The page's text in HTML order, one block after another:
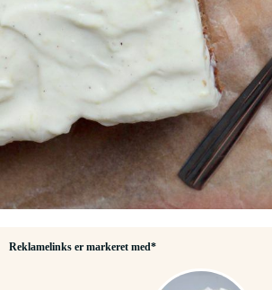
Reklamelinks er markeret med*